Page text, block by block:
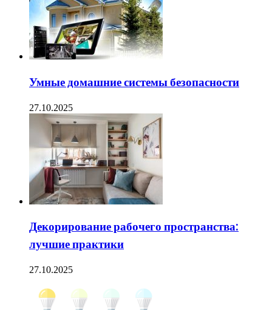
Умные домашние системы безопасности
27.10.2025
Декорирование рабочего пространства:
лучшие практики
27.10.2025